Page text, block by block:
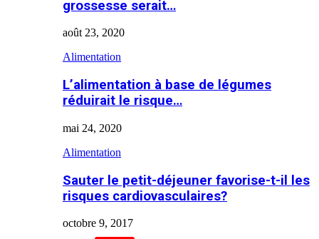
grossesse serait…
août 23, 2020
Alimentation
L’alimentation à base de légumes
réduirait le risque…
mai 24, 2020
Alimentation
Sauter le petit-déjeuner favorise-t-il les
risques cardiovasculaires?
octobre 9, 2017